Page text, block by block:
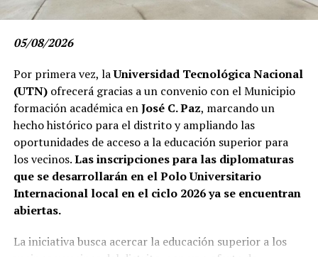
05/08/2026
Por primera vez, laUniversidad Tecnológica Nacional
(UTN)ofrecerá gracias a un convenio con el Municipio
formación académica enJosé C. Paz, marcando un
hecho histórico para el distrito y ampliando las
oportunidades de acceso a la educación superior para
los vecinos.Las inscripciones para las diplomaturas
que se desarrollarán en el Polo Universitario
Internacional local en el ciclo 2026 ya se encuentran
abiertas.
La iniciativa busca acercar la educación superior a los